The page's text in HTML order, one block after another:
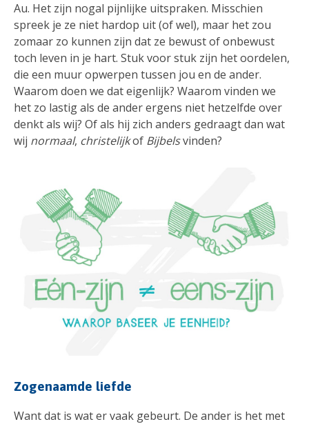
Au. Het zijn nogal pijnlijke uitspraken. Misschien
spreek je ze niet hardop uit (of wel), maar het zou
zomaar zo kunnen zijn dat ze bewust of onbewust
toch leven in je hart. Stuk voor stuk zijn het oordelen,
die een muur opwerpen tussen jou en de ander.
Waarom doen we dat eigenlijk? Waarom vinden we
het zo lastig als de ander ergens niet hetzelfde over
denkt als wij? Of als hij zich anders gedraagt dan wat
wij normaal, christelijkof Bijbelsvinden?
Zogenaamde liefde
Want dat is wat er vaak gebeurt. De ander is het met